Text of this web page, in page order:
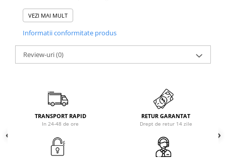
este silentioasa, iar rotatiile sunt constante in funtie de cum
o folositi manual sau cu o pedala. Orice tip de cap de freza
Putere 30 w
Tensiune de alimentare: 220~240V/ 110V
Frecventa: 50Hz/ 60Hz
Rotatii pe minut: 0 – 35.000.
✔pedala
✔baza siliconica
✔suport de fixare
✔set de 6 capete de freza diamant cu inele smirghel
✔set de 30 capete de freza universale
VEZI MAI MULT
Informatii conformitate produs
Review-uri(0)
TRANSPORT RAPID
In 24-48 de ore
RETUR GARANTAT
Drept de retur 14 zile